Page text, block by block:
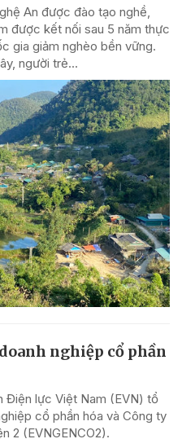
An được đào tạo nghề,
được kết nối sau 5 năm thực
gia giảm nghèo bền vững.
người trẻ...
nghiệp cổ phần
Điện lực Việt Nam (EVN) tổ
cổ phần hóa và Công ty
2 (EVNGENCO2).